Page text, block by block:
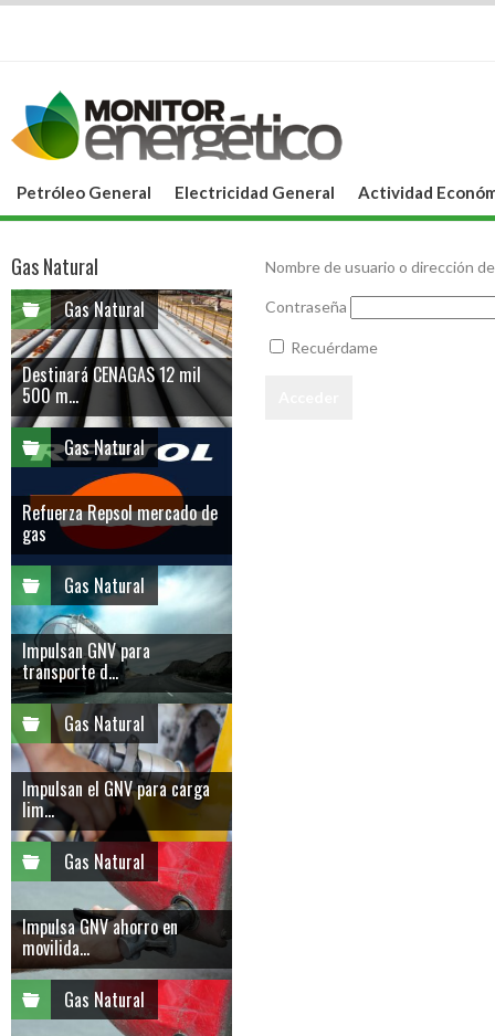
Petróleo General Electricidad General Actividad
Nombre de usuario o dirección
Contraseña
Recuérdame
Gas Natural
Gas Natural
Destinará CENAGAS 12 mil
500 m...
Gas Natural
Refuerza Repsol mercado de
gas
Gas Natural
Impulsan GNV para
transporte d...
Gas Natural
Impulsan el GNV para carga
lim...
Gas Natural
Impulsa GNV ahorro en
movilida...
Gas Natural